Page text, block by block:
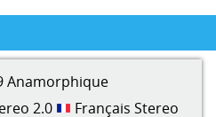
Anamorphique
2.0
Français Stereo